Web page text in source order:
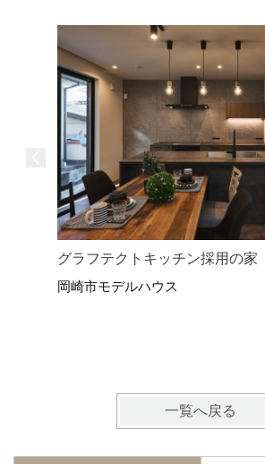
グラフテクトキッチン採用の家
岡崎市モデルハウス
一覧へ戻る